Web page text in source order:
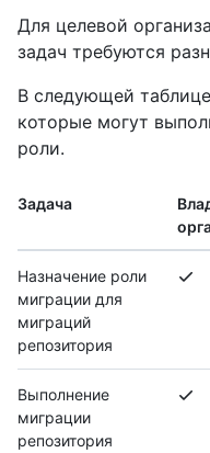
Для целевой
задач требуются
В следующей
которые могут
роли.
Задача
Назначение роли
миграции для
миграций
репозитория
Выполнение
миграции
репозитория